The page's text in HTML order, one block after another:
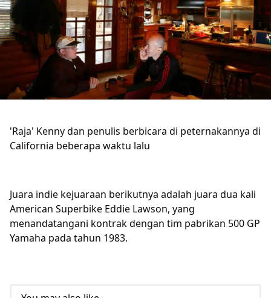
'Raja' Kenny dan penulis berbicara di peternakannya di
California beberapa waktu lalu
Juara indie kejuaraan berikutnya adalah juara dua kali
American Superbike Eddie Lawson, yang
menandatangani kontrak dengan tim pabrikan 500 GP
Yamaha pada tahun 1983.